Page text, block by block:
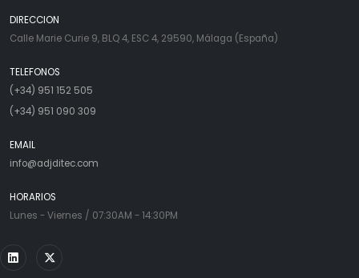
DIRECCION
Calle Marie Curie 9, BLQ 4, ESC 4, 29590, Málaga (España)
TELEFONOS
(+34) 951 152 505
(+34) 951 090 309
EMAIL
info@adjditec.com
HORARIOS
Lunes - Viernes / 07:30AM - 14:30PM